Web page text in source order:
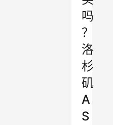
吗
？
洛
杉
矶
A
S